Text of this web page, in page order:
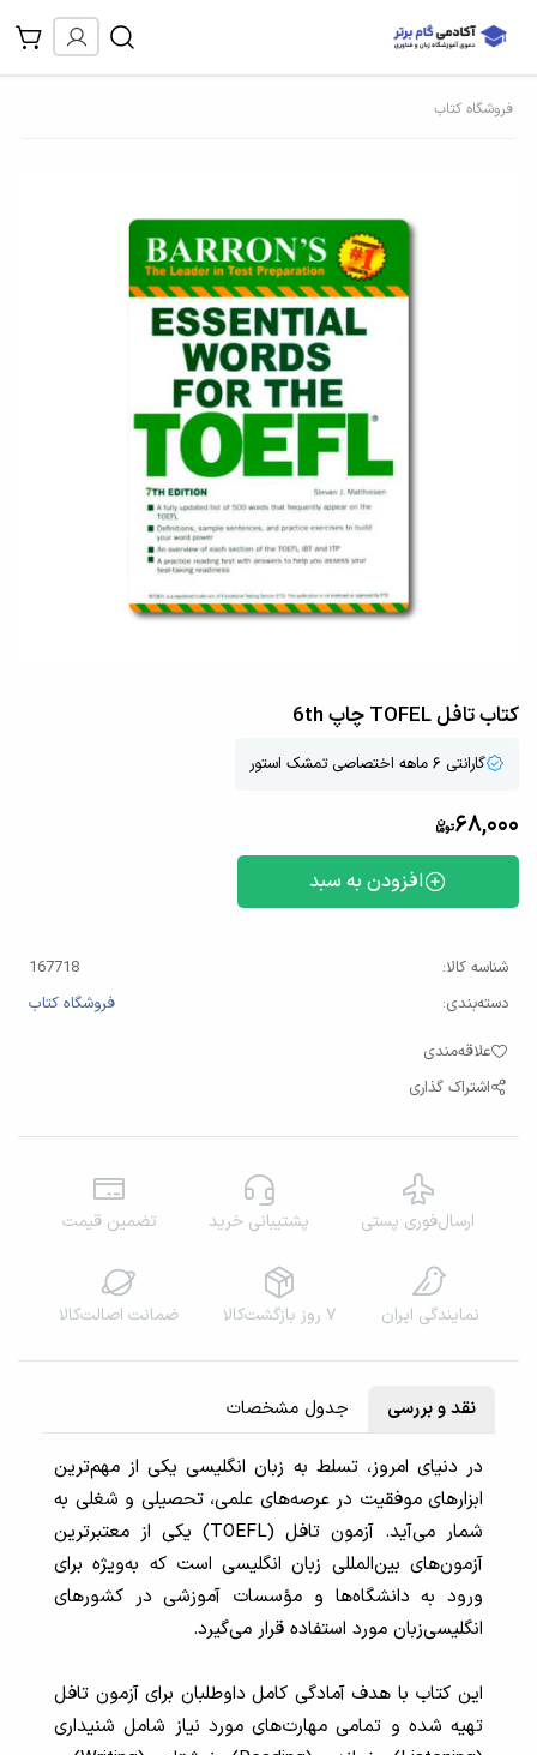
فروشگاه کتاب
کتاب تافل TOFEL چاپ 6th
گارانتی ۶ ماهه اختصاصی تمشک استور
68,000
افزودن به سبد
شناسه کالا:
167718
دسته‌بندی:
فروشگاه کتاب
علاقه‌مندی
اشتراک گذاری
ارسال‌فوری پستی پشتیبانی خرید تضمین قیمت
نمایندگی‌ ایران ۷ روز بازگشت‌کالا ضمانت اصالت‌کالا
نقد و بررسی جدول مشخصات
در دنیای امروز، تسلط به زبان انگلیسی یکی از مهم‌ترین
ابزارهای موفقیت در عرصه‌های علمی، تحصیلی و شغلی به
شمار می‌آید. آزمون تافل (TOEFL) یکی از معتبرترین
آزمون‌های بین‌المللی زبان انگلیسی است که به‌ویژه برای
ورود به دانشگاه‌ها و مؤسسات آموزشی در کشورهای
انگلیسی‌زبان مورد استفاده قرار می‌گیرد.
این کتاب با هدف آمادگی کامل داوطلبان برای آزمون تافل
تهیه شده و تمامی مهارت‌های مورد نیاز شامل شنیداری